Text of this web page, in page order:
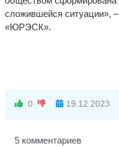
сложившейся ситуации»,
«ЮРЭСК».
0 19.12.2023
5 комментариев